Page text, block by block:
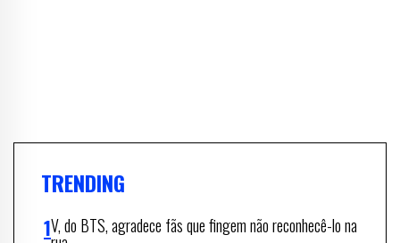
TRENDING
V, do BTS, agradece fãs que fingem não reconhecê-lo na